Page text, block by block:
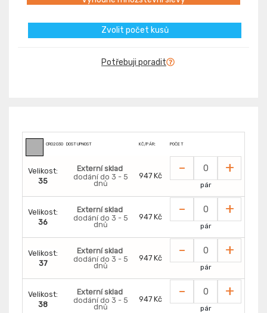
Zvolit počet kusů
Potřebuji poradit
CR0203009399DOSTUPNOST KČ/PÁR: POČET
Velikost:
35
Externí sklad
dodání do 3 - 5
dnů
947 Kč - +
pár
Velikost:
36
Externí sklad
dodání do 3 - 5
dnů
947 Kč - +
pár
Velikost:
37
Externí sklad
dodání do 3 - 5
dnů
947 Kč - +
pár
Velikost:
38
Externí sklad
dodání do 3 - 5
dnů
947 Kč - +
pár